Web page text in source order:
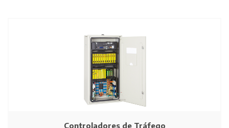
Controladores de Tráfego